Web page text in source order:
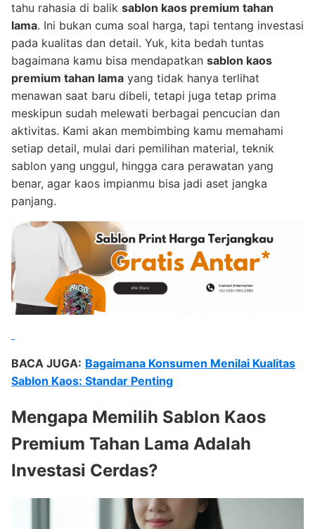
tahu rahasia di balik sablon kaos premium tahan
lama. Ini bukan cuma soal harga, tapi tentang investasi
pada kualitas dan detail. Yuk, kita bedah tuntas
bagaimana kamu bisa mendapatkan sablon kaos
premium tahan lama yang tidak hanya terlihat
menawan saat baru dibeli, tetapi juga tetap prima
meskipun sudah melewati berbagai pencucian dan
aktivitas. Kami akan membimbing kamu memahami
setiap detail, mulai dari pemilihan material, teknik
sablon yang unggul, hingga cara perawatan yang
benar, agar kaos impianmu bisa jadi aset jangka
panjang.
BACA JUGA: Bagaimana Konsumen Menilai Kualitas
Sablon Kaos: Standar Penting
Mengapa Memilih Sablon Kaos
Premium Tahan Lama Adalah
Investasi Cerdas?